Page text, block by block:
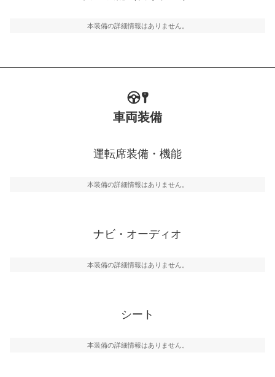
本装備の詳細情報はありません。
車両装備
運転席装備・機能
本装備の詳細情報はありません。
ナビ・オーディオ
本装備の詳細情報はありません。
シート
本装備の詳細情報はありません。